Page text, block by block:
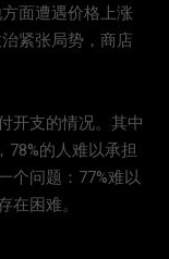
面遭遇价格上涨
紧张局势，商店
开支的情况。其中
78%的人难以承担
个问题：77%难以
困难。